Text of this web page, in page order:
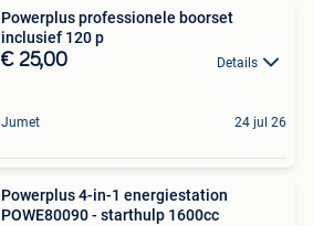
Powerplus professionele boorset
inclusief 120 p
€ 25,00 Details
Jumet 24 jul 26
Powerplus 4-in-1 energiestation
POWE80090 - starthulp 1600cc